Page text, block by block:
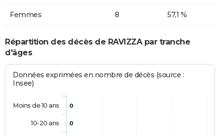
Femmes 8 57,1 %
Répartition des décès de RAVIZZA par tranche
d'âges
Données exprimées en nombre de décès (source :
Insee)
0
0
Moins de 10 ans
10-20 ans